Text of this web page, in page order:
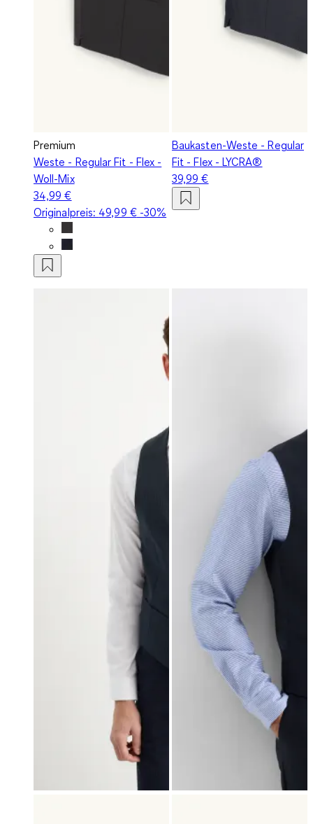
Premium
Weste - Regular Fit - Flex -
Woll-Mix
34,99 €
Originalpreis: 49,99 €-30%
Baukasten-Weste - Regular
Fit - Flex - LYCRA®
39,99 €